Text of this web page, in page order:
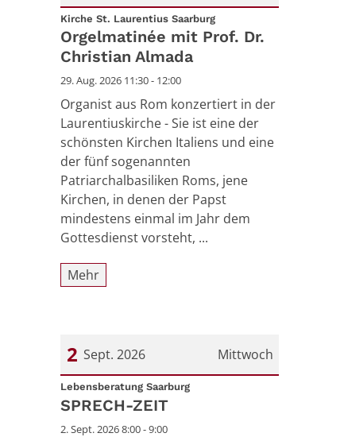
Datum: 29. August 2026
Kirche St. Laurentius Saarburg:
Orgelmatinée mit Prof. Dr.
Christian Almada
29. Aug. 2026 11:30 - 12:00
Organist aus Rom konzertiert in der
Laurentiuskirche - Sie ist eine der
schönsten Kirchen Italiens und eine
der fünf sogenannten
Patriarchalbasiliken Roms, jene
Kirchen, in denen der Papst
mindestens einmal im Jahr dem
Gottesdienst vorsteht, ...
Mehr
Mittwoch
2 Sept. 2026
Datum: 2. September 2026
Lebensberatung Saarburg:
SPRECH-ZEIT
2. Sept. 2026 8:00 - 9:00